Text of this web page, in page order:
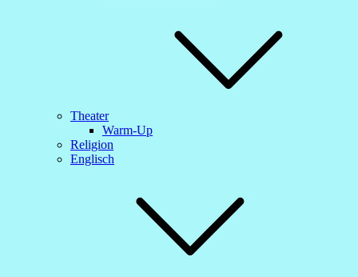
Theater
Warm-Up
Religion
Englisch